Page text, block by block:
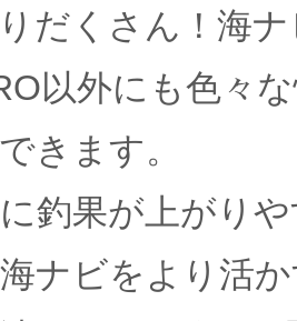
だくさん！海
以外にも色々
きます。
釣果が上がり
ナビをより活